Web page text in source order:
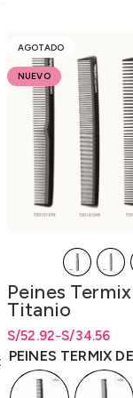
AGOTADO
NUEVO
Peines
Titanio
S/34.56
-
S/52.92
Rango de precios:
hasta S/52.92
Rango de precios:
hastaS/ 52.92
PEINES TERMIX